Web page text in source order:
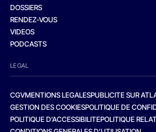
DOSSIERS
RENDEZ-VOUS
VIDEOS
PODCASTS
LEGAL
CGVMENTIONS LEGALESPUBLICITE SUR
GESTION DES COOKIESPOLITIQUE DE
POLITIQUE D’ACCESSIBILITEPOLITIQUE